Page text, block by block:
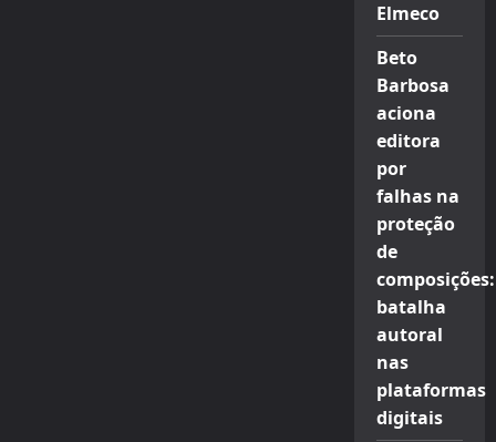
Elmeco
Beto
Barbosa
aciona
editora
por
falhas na
proteção
de
composições:
batalha
autoral
nas
plataformas
digitais